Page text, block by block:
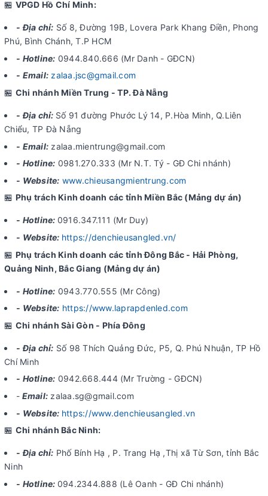
🏪 VPGD Hồ Chí Minh:
- Địa chỉ: Số 8, Đường 19B, Lovera Park Khang Điền, Phong
Phú, Bình Chánh, T.P HCM
- Hotline: 0944.840.666 (Mr Danh - GĐCN)
- Email: zalaa.jsc@gmail.com
🏪 Chi nhánh Miền Trung - TP. Đà Nẵng
- Địa chỉ: Số 91 đường Phước Lý 14, P.Hòa Minh, Q.Liên
Chiểu, TP Đà Nẵng
- Email: zalaa.mientrung@gmail.com
- Hotline: 0981.270.333 (Mr N.T. Tý - GĐ Chi nhánh)
- Website: www.chieusangmientrung.com
🏪 Phụ trách Kinh doanh các tỉnh Miền Bắc (Mảng dự án)
- Hotline: 0916.347.111 (Mr Duy)
- Website: https://denchieusangled.vn/
🏪 Phụ trách Kinh doanh các tỉnh Đông Bắc - Hải Phòng,
Quảng Ninh, Bắc Giang (Mảng dự án)
- Hotline: 0943.770.555 (Mr Công)
- Website: https://www.laprapdenled.com
🏪 Chi nhánh Sài Gòn - Phía Đông
- Địa chỉ: Số 98 Thích Quảng Đức, P5, Q. Phú Nhuận, TP Hồ
Chí Minh
- Hotline: 0942.668.444 (Mr Trường - GĐCN)
- Email: zalaa.sg@gmail.com
- Website: https://www.denchieusangled.vn
🏪 Chi nhánh Bắc Ninh:
- Địa chỉ: Phố Bính Hạ , P. Trang Hạ ,Thị xã Từ Sơn, tỉnh Bắc
Ninh
- Hotline: 094.2344.888 (Lê Oanh - GĐ Chi nhánh)